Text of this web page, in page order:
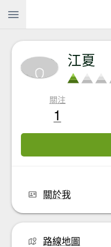
江夏
關注
1
關於我
路線地圖